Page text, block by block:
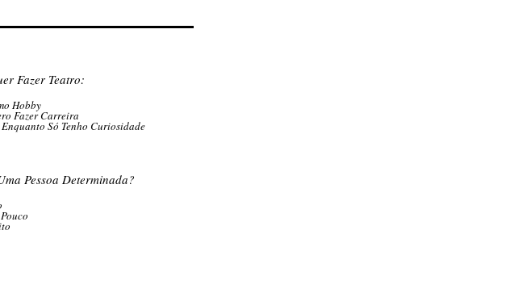
Fazer Teatro:
Hobby
Fazer Carreira
Só Tenho Curiosidade
Pessoa Determinada?